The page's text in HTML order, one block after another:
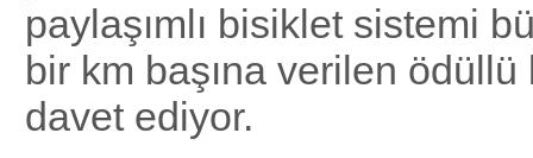
paylaşımlı bisiklet sistemi
bir km başına verilen ödüllü
davet ediyor.